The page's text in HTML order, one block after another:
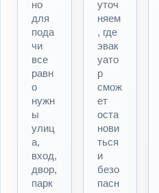
но
для
пода
чи
все
равн
о
нужн
ы
улиц
а,
вход,
двор,
парк
уточ
няем
, где
эвак
уато
р
смож
ет
оста
нови
ться
и
безо
пасн